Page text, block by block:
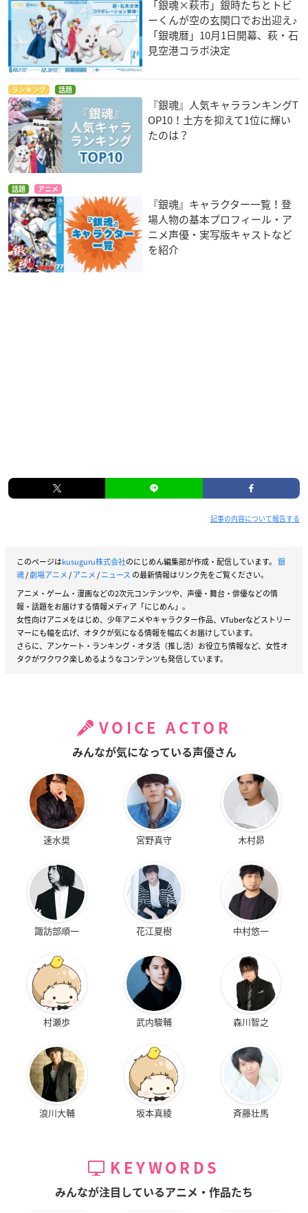
「銀魂×萩市」銀時たちとトビ
ーくんが空の玄関口でお出迎え♪
「銀魂暦」10月1日開幕、萩・石
見空港コラボ決定
ランキング 話題
『銀魂』人気キャラランキングT
OP10！土方を抑えて1位に輝い
たのは？
話題 アニメ
『銀魂』キャラクター一覧！登
場人物の基本プロフィール・ア
ニメ声優・実写版キャストなど
を紹介
記事の内容について報告する
このページはkusuguru株式会社のにじめん編集部が作成・配信しています。 銀
魂/劇場アニメ/アニメ/ニュース の最新情報はリンク先をご覧ください。
アニメ・ゲーム・漫画などの2次元コンテンツや、声優・舞台・俳優などの情
報・話題をお届けする情報メディア「にじめん」。
女性向けアニメをはじめ、少年アニメやキャラクター作品、VTuberなどストリー
マーにも幅を広げ、オタクが気になる情報を幅広くお届けしています。
さらに、アンケート・ランキング・オタ活（推し活）お役立ち情報など、女性オ
タクがワクワク楽しめるようなコンテンツも発信しています。
VOICE ACTOR
みんなが気になっている声優さん
速水奨 宮野真守 木村昴
諏訪部順一 花江夏樹 中村悠一
村瀬歩 武内駿輔 森川智之
浪川大輔 坂本真綾 斉藤壮馬
KEYWORDS
みんなが注目しているアニメ・作品たち